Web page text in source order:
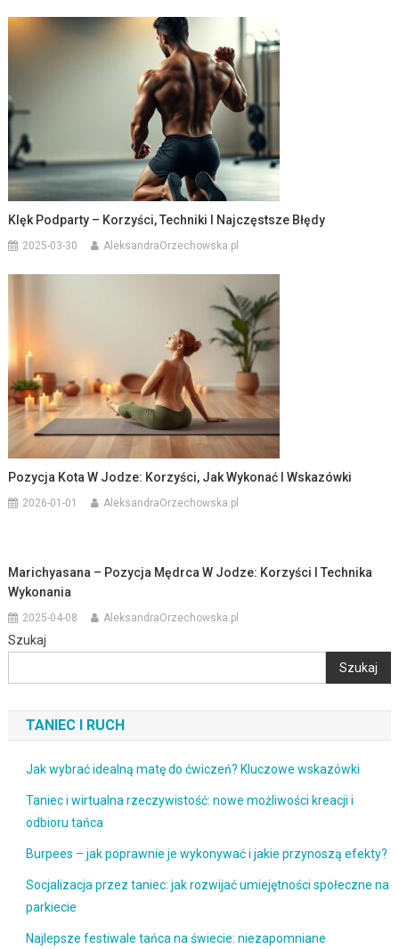
Klęk Podparty – Korzyści, Techniki I Najczęstsze Błędy
2025-03-30 AleksandraOrzechowska.pl
Pozycja Kota W Jodze: Korzyści, Jak Wykonać I Wskazówki
2026-01-01 AleksandraOrzechowska.pl
Marichyasana – Pozycja Mędrca W Jodze: Korzyści I Technika
Wykonania
2025-04-08 AleksandraOrzechowska.pl
Szukaj
Szukaj
TANIEC I RUCH
Jak wybrać idealną matę do ćwiczeń? Kluczowe wskazówki
Taniec i wirtualna rzeczywistość: nowe możliwości kreacji i
odbioru tańca
Burpees – jak poprawnie je wykonywać i jakie przynoszą efekty?
Socjalizacja przez taniec: jak rozwijać umiejętności społeczne na
parkiecie
Najlepsze festiwale tańca na świecie: niezapomniane